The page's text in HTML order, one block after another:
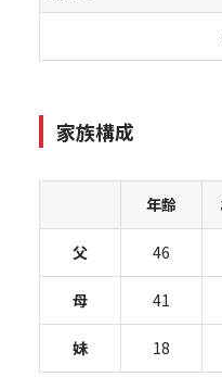
家族構成
年齢
父 46
母 41
妹 18